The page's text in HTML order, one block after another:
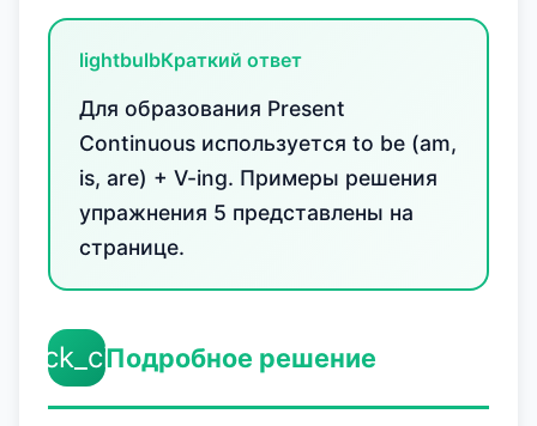
lightbulbКраткий ответ
Для образования Present
Continuous используется to be (am,
is, are) + V-ing. Примеры решения
упражнения 5 представлены на
странице.
Подробное решение